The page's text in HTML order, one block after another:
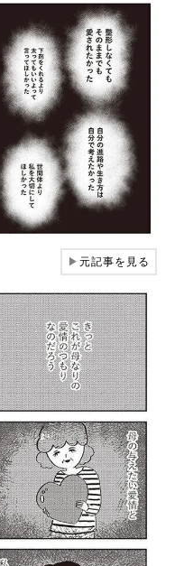
▶元記事を見る